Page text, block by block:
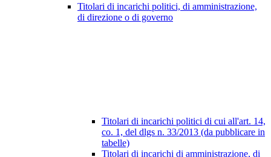
Titolari di incarichi politici, di amministrazione,
di direzione o di governo
Titolari di incarichi politici di cui all'art. 14,
co. 1, del dlgs n. 33/2013 (da pubblicare in
tabelle)
Titolari di incarichi di amministrazione, di